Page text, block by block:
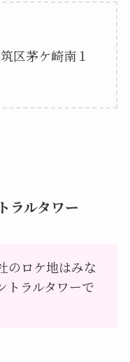
区茅ケ崎南１
ラルタワー
のロケ地はみな
トラルタワーで